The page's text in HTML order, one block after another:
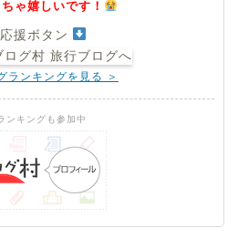
ゃ嬉しいです！
応援ボタン
ランキングを見る ＞
ンキングも参加中